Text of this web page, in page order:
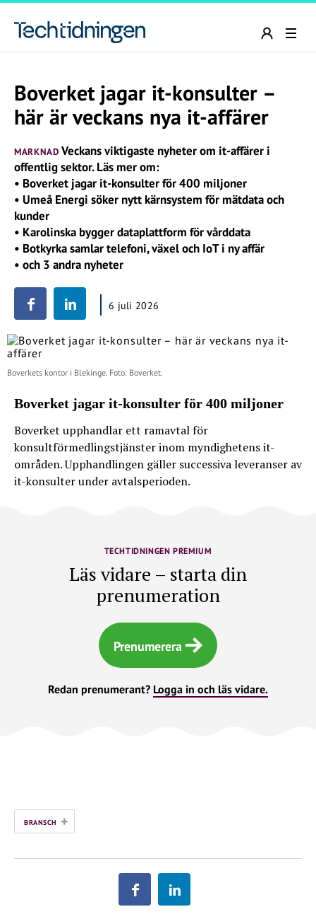
Boverket jagar it-konsulter –
här är veckans nya it-affärer
MARKNAD Veckans viktigaste nyheter om it-affärer i
offentlig sektor. Läs mer om:
• Boverket jagar it-konsulter för 400 miljoner
• Umeå Energi söker nytt kärnsystem för mätdata och
kunder
• Karolinska bygger dataplattform för vårddata
• Botkyrka samlar telefoni, växel och IoT i ny affär
• och 3 andra nyheter
6 juli 2026
Boverkets kontor i Blekinge. Foto: Boverket.
Boverket jagar it-konsulter för 400 miljoner
Boverket upphandlar ett ramavtal för
konsultförmedlingstjänster inom myndighetens it-
områden. Upphandlingen gäller successiva leveranser av
it-konsulter under avtalsperioden.
TECHTIDNINGEN PREMIUM
Läs vidare – starta din
prenumeration
Prenumerera
Redan prenumerant? Logga in och läs vidare.
BRANSCH +